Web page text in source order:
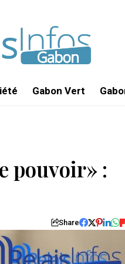
Gabon Vert
pouvoir» :
Share